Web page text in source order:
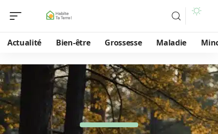
Actualité Bien-être Grossesse Maladie